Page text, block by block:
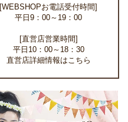
[WEBSHOPお電話受付時間]
平日9：00～19：00
[直営店営業時間]
平日10：00～18：30
直営店詳細情報はこちら